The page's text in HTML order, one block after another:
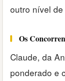
outro nível
Os
Claude, da
ponderado e